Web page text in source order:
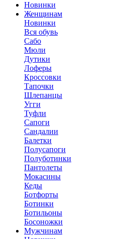
Новинки
Женщинам
Новинки
Вся обувь
Сабо
Мюли
Дутики
Лоферы
Кроссовки
Тапочки
Шлепанцы
Угги
Туфли
Сапоги
Сандалии
Балетки
Полусапоги
Полуботинки
Пантолеты
Мокасины
Кеды
Ботфорты
Ботинки
Ботильоны
Босоножки
Мужчинам